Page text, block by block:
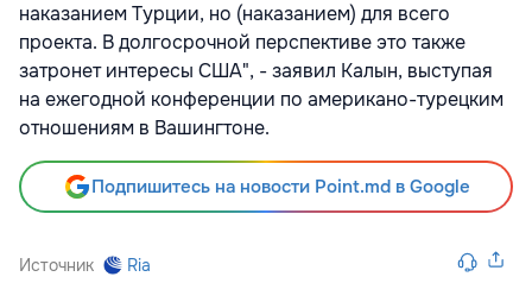
наказанием Турции, но (наказанием) для всего
проекта. В долгосрочной перспективе это также
затронет интересы США", - заявил Калын, выступая
на ежегодной конференции по американо-турецким
отношениям в Вашингтоне.
Подпишитесь на новости Point.md в Google
Источник Ria